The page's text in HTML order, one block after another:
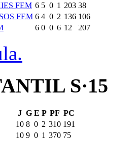
FEM 6 5 0 1 203 38
FEM 6 4 0 2 136 106
6 0 0 6 12 207
S·15
J G E P PF PC
10 8 0 2 310 191
10 9 0 1 370 75